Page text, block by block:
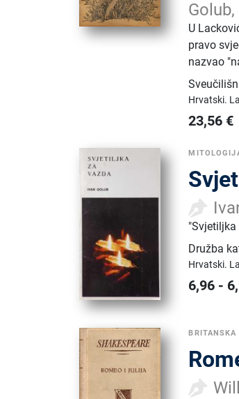
U
pravo
nazvao
Hrvatski.
23,56 €
Družba
Hrvatski.
6,96 -